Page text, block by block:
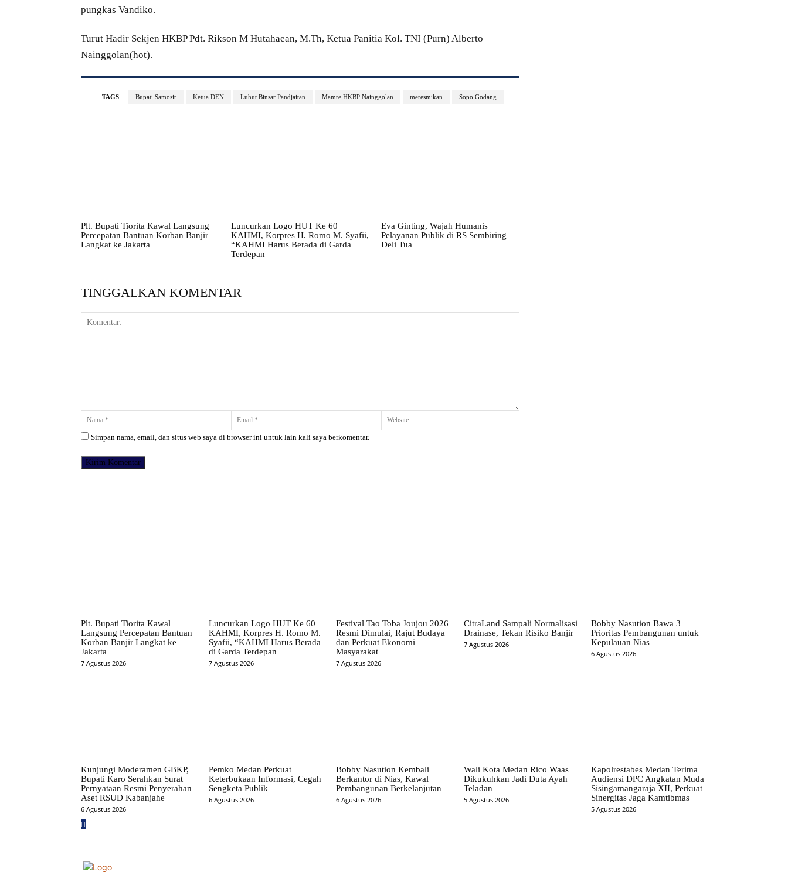
pungkas Vandiko.
Turut Hadir Sekjen HKBP Pdt. Rikson M Hutahaean, M.Th, Ketua Panitia Kol. TNI (Purn) Alberto
Nainggolan(hot).
TAGS Bupati Samosir Ketua DEN Luhut Binsar Pandjaitan Mamre HKBP Nainggolan meresmikan Sopo Godang
Plt. Bupati Tiorita Kawal Langsung
Percepatan Bantuan Korban Banjir
Langkat ke Jakarta
Luncurkan Logo HUT Ke 60
KAHMI, Korpres H. Romo M. Syafii,
“KAHMI Harus Berada di Garda
Terdepan
Eva Ginting, Wajah Humanis
Pelayanan Publik di RS Sembiring
Deli Tua
TINGGALKAN KOMENTAR
Komentar: Nama:* Email:*
Simpan nama, email, dan situs web saya di browser ini untuk lain kali saya berkomentar.
Plt. Bupati Tiorita Kawal
Langsung Percepatan Bantuan
Korban Banjir Langkat ke
Jakarta
7 Agustus 2026
Luncurkan Logo HUT Ke 60
KAHMI, Korpres H. Romo M.
Syafii, “KAHMI Harus Berada
di Garda Terdepan
7 Agustus 2026
Festival Tao Toba Joujou 2026
Resmi Dimulai, Rajut Budaya
dan Perkuat Ekonomi
Masyarakat
7 Agustus 2026
CitraLand Sampali Normalisasi
Drainase, Tekan Risiko Banjir
7 Agustus 2026
Bobby Nasution Bawa 3
Prioritas Pembangunan untuk
Kepulauan Nias
6 Agustus 2026
Kunjungi Moderamen GBKP,
Bupati Karo Serahkan Surat
Pernyataan Resmi Penyerahan
Aset RSUD Kabanjahe
6 Agustus 2026
Pemko Medan Perkuat
Keterbukaan Informasi, Cegah
Sengketa Publik
6 Agustus 2026
Bobby Nasution Kembali
Berkantor di Nias, Kawal
Pembangunan Berkelanjutan
6 Agustus 2026
Wali Kota Medan Rico Waas
Dikukuhkan Jadi Duta Ayah
Teladan
5 Agustus 2026
Kapolrestabes Medan Terima
Audiensi DPC Angkatan Muda
Sisingamangaraja XII, Perkuat
Sinergitas Jaga Kamtibmas
5 Agustus 2026